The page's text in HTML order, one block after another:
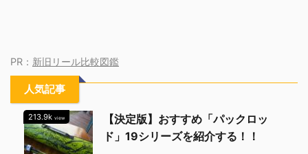
PR： 新旧リール比較図鑑
人気記事
213.9k view
【決定版】おすすめ「パックロッ
ド」19シリーズを紹介する！！